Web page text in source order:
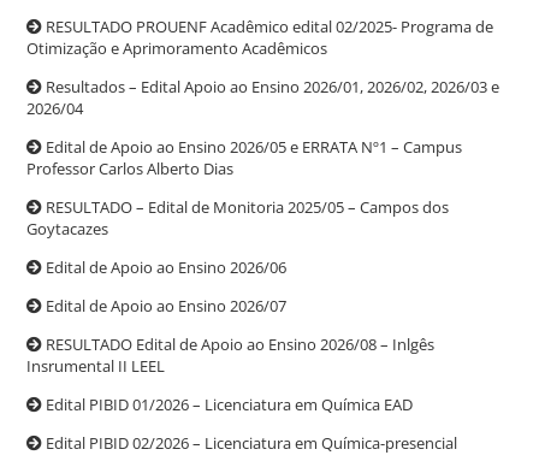
RESULTADO PROUENF Acadêmico edital 02/2025- Programa de
Otimização e Aprimoramento Acadêmicos
Resultados – Edital Apoio ao Ensino 2026/01, 2026/02, 2026/03 e
2026/04
Edital de Apoio ao Ensino 2026/05 e ERRATA Nº1 – Campus
Professor Carlos Alberto Dias
RESULTADO – Edital de Monitoria 2025/05 – Campos dos
Goytacazes
Edital de Apoio ao Ensino 2026/06
Edital de Apoio ao Ensino 2026/07
RESULTADO Edital de Apoio ao Ensino 2026/08 – Inlgês
Insrumental II LEEL
Edital PIBID 01/2026 – Licenciatura em Química EAD
Edital PIBID 02/2026 – Licenciatura em Química-presencial